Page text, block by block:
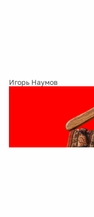
Игорь Наумов